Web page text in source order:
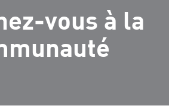
vous à la